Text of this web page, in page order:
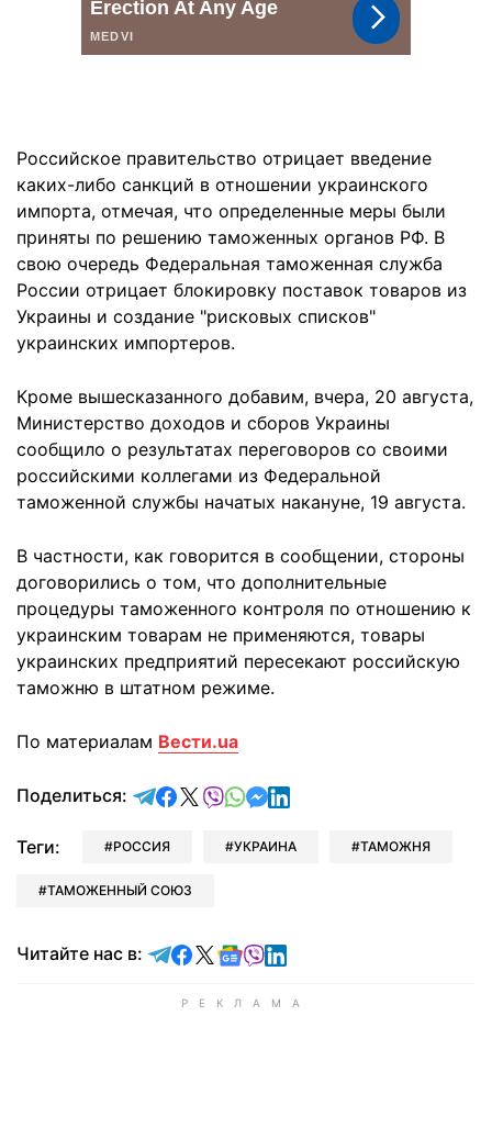
Российское правительство отрицает введение
каких-либо санкций в отношении украинского
импорта, отмечая, что определенные меры были
приняты по решению таможенных органов РФ. В
свою очередь Федеральная таможенная служба
России отрицает блокировку поставок товаров из
Украины и создание "рисковых списков"
украинских импортеров.
Кроме вышесказанного добавим, вчера, 20 августа,
Министерство доходов и сборов Украины
сообщило о результатах переговоров со своими
российскими коллегами из Федеральной
таможенной службы начатых накануне, 19 августа.
В частности, как говорится в сообщении, стороны
договорились о том, что дополнительные
процедуры таможенного контроля по отношению к
украинским товарам не применяются, товары
украинских предприятий пересекают российскую
таможню в штатном режиме.
По материалам Вести.ua
Поделиться: отправить в Telegram
поделиться в Facebook
поделиться в X
отправить в Viber
отправить в Whatsapp
отправить в Messenger
отправить в LinkedIn
Теги: РОССИЯ УКРАИНА ТАМОЖНЯ
ТАМОЖЕННЫЙ СОЮЗ
Читайте нас в: Читайте в Telegram
Читайте в Facebook
Читайте в X
Читайте в Google news
Читайте в Viber
Читайте в LinkedIn